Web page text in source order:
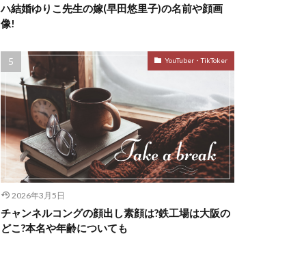
ハ結婚ゆりこ先生の嫁(早田悠里子)の名前や顔画
像!
YouTuber・TikToker
2026年3月5日
チャンネルコングの顔出し素顔は?鉄工場は大阪の
どこ?本名や年齢についても